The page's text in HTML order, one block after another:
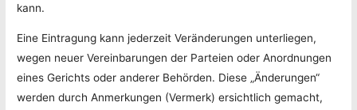
kann.
Eine Eintragung kann jederzeit Veränderungen unterliegen,
wegen neuer Vereinbarungen der Parteien oder Anordnungen
eines Gerichts oder anderer Behörden. Diese „Änderungen“
werden durch Anmerkungen (Vermerk) ersichtlich gemacht,